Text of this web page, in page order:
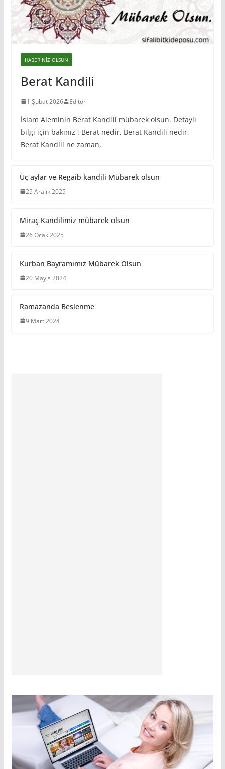
HABERINIZ OLSUN
Berat Kandili
1 Şubat 2026 Editör
İslam Aleminin Berat Kandili mübarek olsun. Detaylı
bilgi için bakınız : Berat nedir, Berat Kandili nedir,
Berat Kandili ne zaman,
Üç aylar ve Regaib kandili Mübarek olsun
25 Aralık 2025
Miraç Kandilimiz mübarek olsun
26 Ocak 2025
Kurban Bayramımız Mübarek Olsun
20 Mayıs 2024
Ramazanda Beslenme
9 Mart 2024